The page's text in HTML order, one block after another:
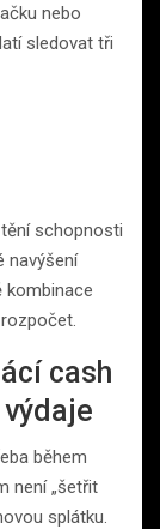
nebo
sledovat tři
schopnosti
navýšení
kombinace
cash
během
není „šetřit
splátku.